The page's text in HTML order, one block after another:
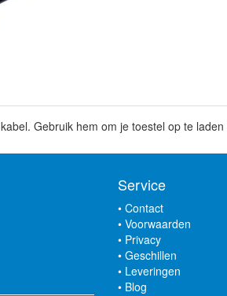
Gebruik hem om je toestel op te
Service
• Contact
• Voorwaarden
• Privacy
• Geschillen
• Leveringen
• Blog